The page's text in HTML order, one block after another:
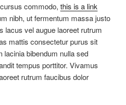
commodo, this is a link
nibh, ut fermentum massa justo
lacus vel augue laoreet rutrum
mattis consectetur purus sit
lacinia bibendum nulla sed
tempus porttitor. Vivamus
rutrum faucibus dolor